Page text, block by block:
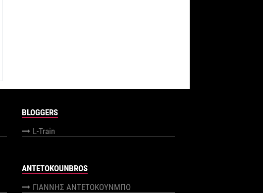
BLOGGERS
L-Train
ANTETOKOUNBROS
ΓΙΑΝΝΗΣ ΑΝΤΕΤΟΚΟΥΝΜΠΟ